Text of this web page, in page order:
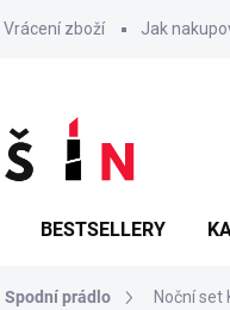
Vrácení zboží Jak
BESTSELLERY
Spodní prádlo Noční set